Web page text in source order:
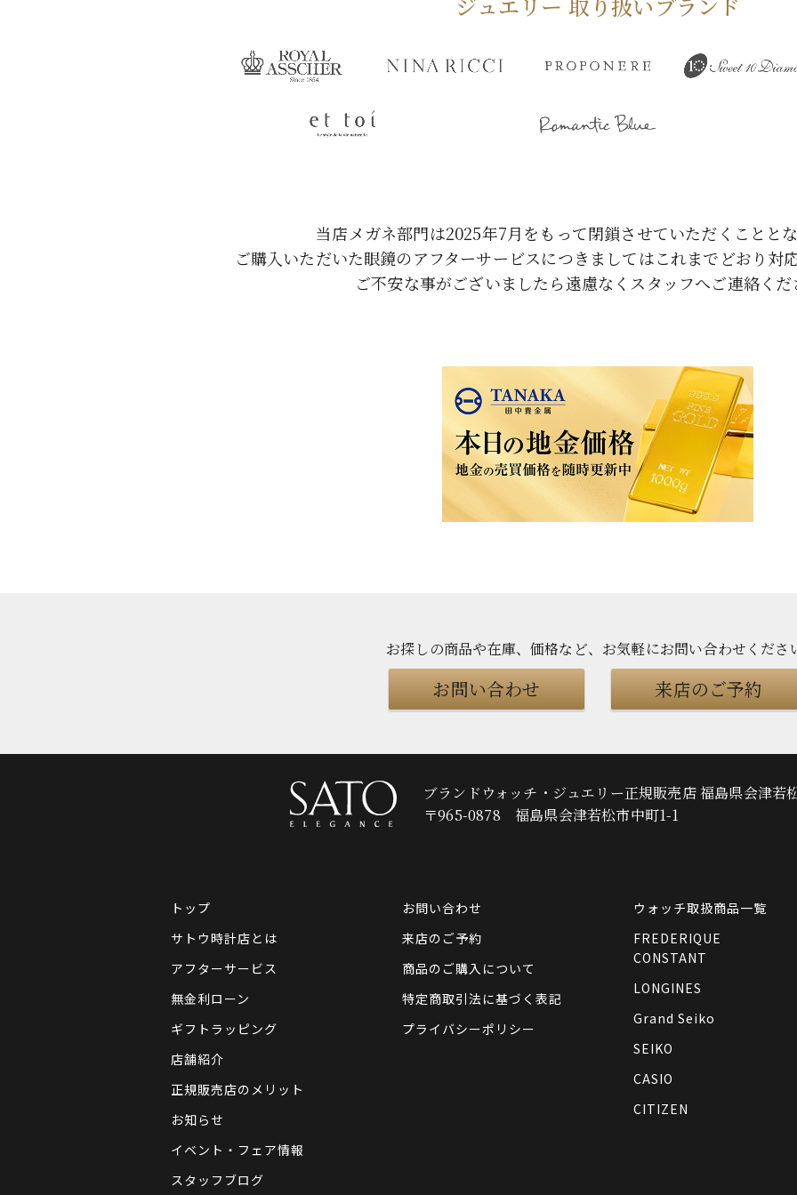
当店メガネ部門は2025年7月をもって閉鎖させていただくこととな
ご購入いただいた眼鏡のアフターサービスにつきましてはこれまでどおり対
ご不安な事がございましたら遠慮なくスタッフへご連絡くだ
お探しの商品や在庫、価格など、お気軽にお問い合わせくださ
お問い合わせ 来店のご予約
ブランドウォッチ・ジュエリー正規販売店福島県会津若
〒965-0878 福島県会津若松市中町1-1
トップ
サトウ時計店とは
アフターサービス
無金利ローン
ギフトラッピング
店舗紹介
正規販売店のメリット
お知らせ
イベント・フェア情報
スタッフブログ
お問い合わせ
来店のご予約
商品のご購入について
特定商取引法に基づく表記
プライバシーポリシー
ウォッチ取扱商品一覧
FREDERIQUE
CONSTANT
LONGINES
Grand Seiko
SEIKO
CASIO
CITIZEN